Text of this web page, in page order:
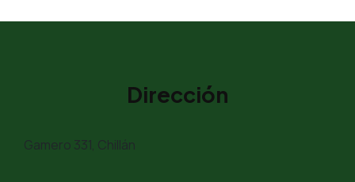
Dirección
Gamero 331, Chillán